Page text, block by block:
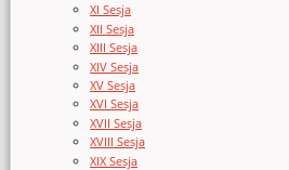
XI Sesja
XII Sesja
XIII Sesja
XIV Sesja
XV Sesja
XVI Sesja
XVII Sesja
XVIII Sesja
XIX Sesja